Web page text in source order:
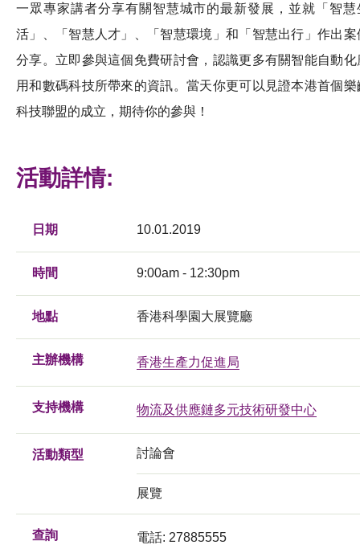
一眾專家講者分享有關智慧城市的最新發展，並就「智慧
活」、「智慧人才」、「智慧環境」和「智慧出行」作出案
分享。立即參與這個免費研討會，認識更多有關智能自動化
用和數碼科技所帶來的資訊。當天你更可以見證本港首個樂
科技聯盟的成立，期待你的參與！
活動詳情:
日期 10.01.2019
時間 9:00am - 12:30pm
地點 香港科學園大展覽廳
主辦機構 香港生產力促進局
支持機構 物流及供應鏈多元技術研發中心
活動類型 討論會
展覽
查詢
電話: 27885555